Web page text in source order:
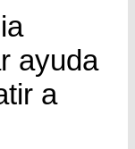
ayuda
a